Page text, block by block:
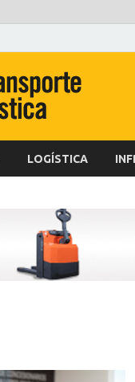
LOGÍSTICA